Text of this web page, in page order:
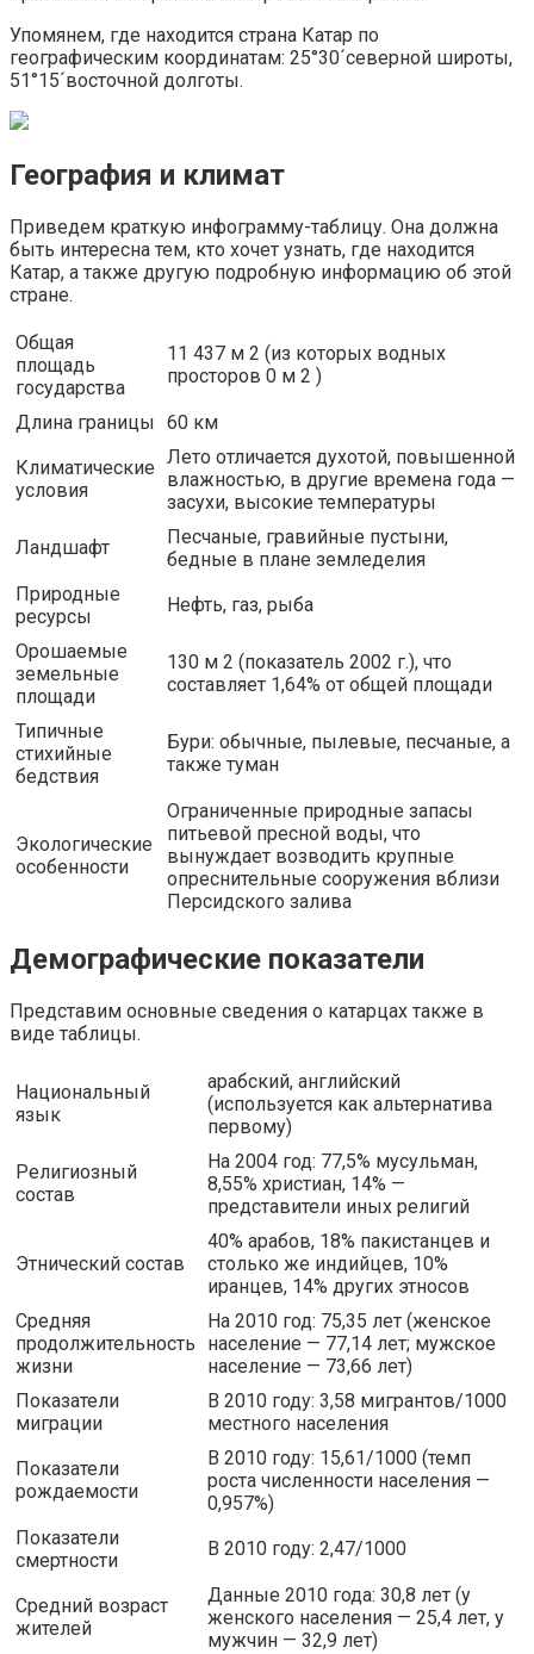
Упомянем, где находится страна Катар по
географическим координатам: 25°30´северной широты,
51°15´восточной долготы.
География и климат
Приведем краткую инфограмму-таблицу. Она должна
быть интересна тем, кто хочет узнать, где находится
Катар, а также другую подробную информацию об этой
стране.
Общая
площадь
государства
11 437 м 2 (из которых водных
просторов 0 м 2 )
Длина границы 60 км
Климатические
условия
Лето отличается духотой, повышенной
влажностью, в другие времена года —
засухи, высокие температуры
Ландшафт
Песчаные, гравийные пустыни,
бедные в плане земледелия
Природные
ресурсы
Нефть, газ, рыба
Орошаемые
земельные
площади
130 м 2 (показатель 2002 г.), что
составляет 1,64% от общей площади
Типичные
стихийные
бедствия
Бури: обычные, пылевые, песчаные, а
также туман
Экологические
особенности
Ограниченные природные запасы
питьевой пресной воды, что
вынуждает возводить крупные
опреснительные сооружения вблизи
Персидского залива
Демографические показатели
Представим основные сведения о катарцах также в
виде таблицы.
Национальный
язык
арабский, английский
(используется как альтернатива
первому)
Религиозный
состав
На 2004 год: 77,5% мусульман,
8,55% христиан, 14% —
представители иных религий
Этнический состав
40% арабов, 18% пакистанцев и
столько же индийцев, 10%
иранцев, 14% других этносов
Средняя
продолжительность
жизни
На 2010 год: 75,35 лет (женское
население — 77,14 лет; мужское
население — 73,66 лет)
Показатели
миграции
В 2010 году: 3,58 мигрантов/1000
местного населения
Показатели
рождаемости
В 2010 году: 15,61/1000 (темп
роста численности населения —
0,957%)
Показатели
смертности
В 2010 году: 2,47/1000
Средний возраст
жителей
Данные 2010 года: 30,8 лет (у
женского населения — 25,4 лет, у
мужчин — 32,9 лет)